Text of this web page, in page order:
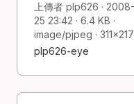
上傳者 plp626 ·
25 23:42 · 6.4 KB ·
image/pjpeg · 311×217
plp626-eye